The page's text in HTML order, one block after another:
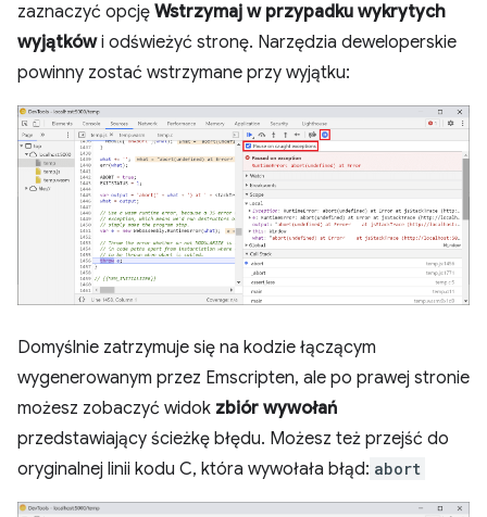
zaznaczyć opcję Wstrzymaj w przypadku wykrytych
wyjątkówi odświeżyć stronę. Narzędzia deweloperskie
powinny zostać wstrzymane przy wyjątku:
Domyślnie zatrzymuje się na kodzie łączącym
wygenerowanym przez Emscripten, ale po prawej stronie
możesz zobaczyć widok zbiór wywołań
przedstawiający ścieżkę błędu. Możesz też przejść do
oryginalnej linii kodu C, która wywołała błąd: abort